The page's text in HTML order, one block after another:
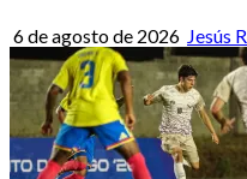
6 de agosto de 2026 Jesús